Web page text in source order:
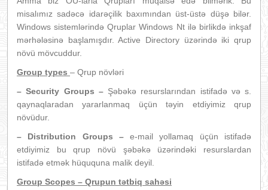
misalımız sadəcə idarəçilik baxımından üst-üstə düşə bilər.
Windows sistemlərində Qruplar Windows Nt ilə birlikdə inkşaf
mərhələsinə başlamışdır. Active Directory üzərində iki qrup
növü mövcuddur.
Group types – Qrup növləri
– Security Groups – Şəbəkə resurslarından istifadə və s.
qaynaqlaradan yararlanmaq üçün təyin etdiyimiz qrup
növüdur.
– Distribution Groups –e-mail yollamaq üçün istifadə
etdiyimiz bu qrup növü şəbəkə üzərindəki resurslardan
istifadə etmək hüququna malik deyil.
Group Scopes – Qrupun tətbiq sahəsi